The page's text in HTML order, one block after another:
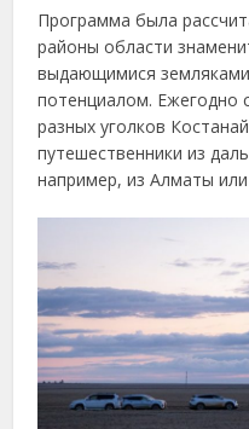
Программа была
районы области
выдающимися
потенциалом. Ежегодно
разных уголков
путешественники из
например, из Алматы